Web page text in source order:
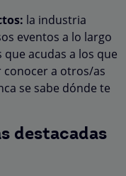
la industria
eventos a lo largo
acudas a los que
conocer a otros/as
se sabe dónde te
destacadas